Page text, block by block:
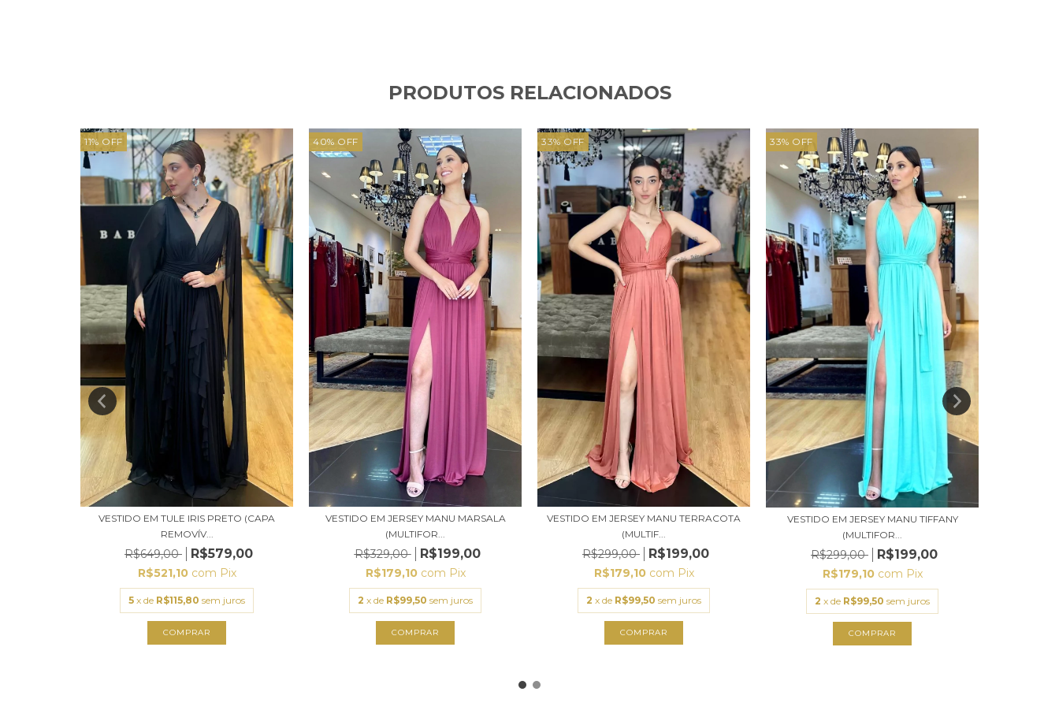
PRODUTOS RELACIONADOS
11% OFF
VESTIDO EM TULE IRIS PRETO (CAPA
REMOVÍV...
R$649,00 R$579,00
R$521,10 com Pix
5 x de R$115,80 sem juros
COMPRAR
40% OFF
VESTIDO EM JERSEY MANU MARSALA
(MULTIFOR...
R$329,00 R$199,00
R$179,10 com Pix
2 x de R$99,50 sem juros
COMPRAR
33% OFF
VESTIDO EM JERSEY MANU TERRACOTA
(MULTIF...
R$299,00 R$199,00
R$179,10 com Pix
2 x de R$99,50 sem juros
COMPRAR
33% OFF
VESTIDO EM JERSEY MANU TIFFANY
(MULTIFOR...
R$299,00 R$199,00
R$179,10 com Pix
2 x de R$99,50 sem juros
COMPRAR